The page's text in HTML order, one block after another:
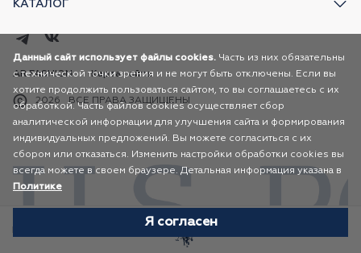
КАТАЛОГ
2026 ВСЕ ПРАВА ЗАЩИЩЕНЫ
AR FASHION Карта сайта
Данный сайт использует файлы cookies. Часть из них обязательны
с технической точки зрения и не могут быть отключены. Если вы
хотите продолжить пользоваться сайтом, то вы соглашаетесь с их
обработкой. Часть файлов cookies осуществляет сбор
аналитической информации для улучшения сайта и формирования
индивидуальных предложений. Вы можете согласиться с их
сбором или отказаться. Изменить настройки обработки cookies вы
всегда можете в своем браузере. Детальная информация указана в
Политике
Я согласен